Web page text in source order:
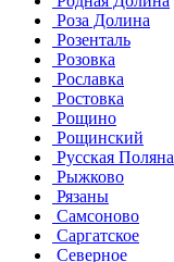
Роза Долина
Розенталь
Розовка
Рославка
Ростовка
Рощино
Рощинский
Русская Поляна
Рыжково
Рязаны
Самсоново
Саргатское
Северное